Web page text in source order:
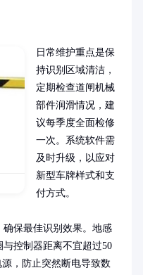
日常维护重点是保
持识别区域清洁，
定期检查道闸机械
部件润滑情况，建
议每季度全面检修
一次。系统软件需
及时升级，以应对
新型车牌样式和支
付方式。
保最佳识别效果。地感
控制器距离不宜超过50
，防止突然断电导致数